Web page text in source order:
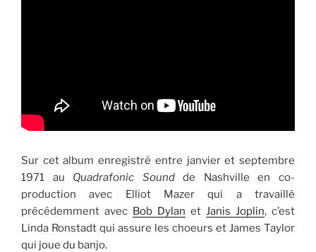
Sur cet album enregistré entre janvier et septembre
1971 au Quadrafonic Soundde Nashville en co-
production avec Elliot Mazer qui a travaillé
précédemment avec Bob Dylan et Janis Joplin, c’est
Linda Ronstadt qui assure les choeurs et James Taylor
qui joue du banjo.